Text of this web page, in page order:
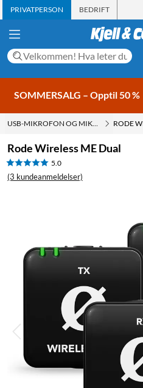
PRIVATPERSON BEDRIFT
SOMMERSALG – Opptil 50 %
USB-MIKROFON OG MIKROFON TIL
RODE
Rode Wireless ME Dual
5.0
(3 kundeanmeldelser)